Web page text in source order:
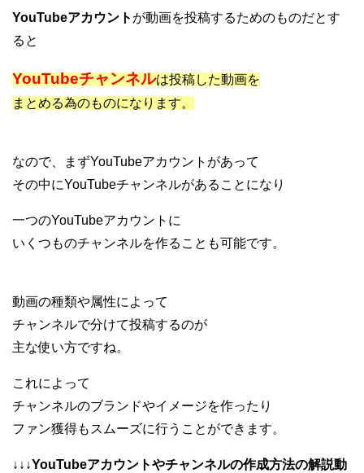
YouTubeアカウント が動画を投稿するためのものだとす
ると
YouTubeチャンネルは投稿した動画を
まとめる為のものになります。
なので、まずYouTubeアカウントがあって
その中にYouTubeチャンネルがあることになり
一つのYouTubeアカウントに
いくつものチャンネルを作ることも可能です。
動画の種類や属性によって
チャンネルで分けて投稿するのが
主な使い方ですね。
これによって
チャンネルのブランドやイメージを作ったり
ファン獲得もスムーズに行うことができます。
↓↓↓YouTubeアカウントやチャンネルの作成方法の解説動